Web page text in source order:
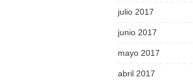
julio 2017
junio 2017
mayo 2017
abril 2017